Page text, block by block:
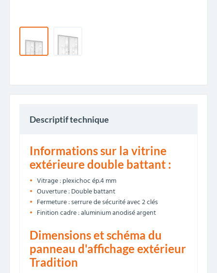
Descriptif technique
Informations sur la vitrine
extérieure double battant :
Vitrage : plexichoc ép.4 mm
Ouverture : Double battant
Fermeture : serrure de sécurité avec 2 clés
Finition cadre : aluminium anodisé argent
Dimensions et schéma du
panneau d'affichage extérieur
Tradition